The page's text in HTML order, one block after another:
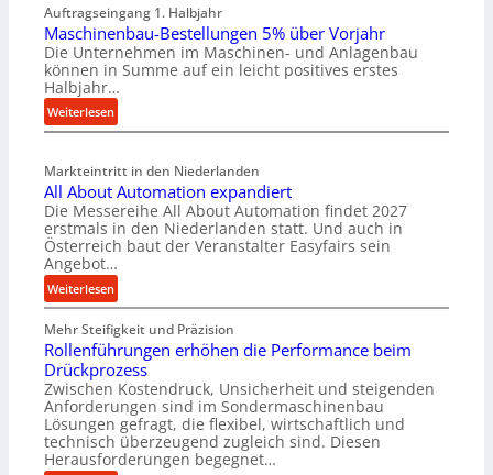
a
t
e
r
i
a
l
e
r
s
o
u
n
g
e
n
t
s
p
a
Auftragseingang 1. Halbjahr
Maschinenbau-Bestellungen 5% über Vorjahr
Die Unternehmen im Maschinen- und Anlagenbau
können in Summe auf ein leicht positives erstes
Halbjahr…
Weiterlesen:
M
s
c
h
i
n
e
n
a
u
B
e
s
t
Markteintritt in den Niederlanden
All About Automation expandiert
Die Messereihe All About Automation findet 2027
erstmals in den Niederlanden statt. Und auch in
Österreich baut der Veranstalter Easyfairs sein
Angebot…
Weiterlesen:
A
l
l
A
b
o
u
t
Mehr Steifigkeit und Präzision
Rollenführungen erhöhen die Performance beim
Drückprozess
Zwischen Kostendruck, Unsicherheit und steigenden
Anforderungen sind im Sondermaschinenbau
Lösungen gefragt, die flexibel, wirtschaftlich und
technisch überzeugend zugleich sind. Diesen
Herausforderungen begegnet…